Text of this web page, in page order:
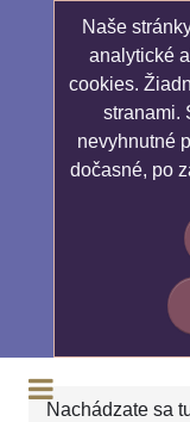
Naše
analytické
cookies.
stranami.
nevyhnutné
dočasné, po
Nachádzate sa